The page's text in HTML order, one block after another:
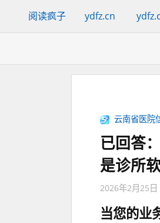
阅读疯子 ydfz.cn
云南省医院
已回答
是诊所
2026年2月25日
当您的业